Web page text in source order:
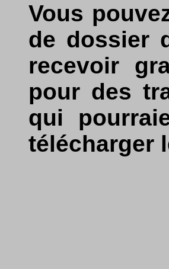
Vous
de dossier
recevoir
pour des
qui
télécharger